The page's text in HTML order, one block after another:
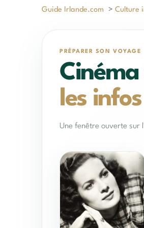
Guide Irlande.com > Culture
PRÉPARER SON VOYAGE
les
Une fenêtre ouverte